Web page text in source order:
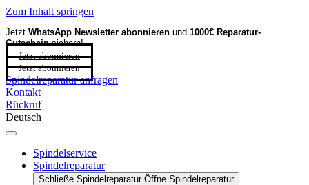
Zum Inhalt springen
Jetzt WhatsApp Newsletter abonnieren und 1000€ Reparatur-
Gutscheinsichern!
Jetzt abonnieren
Jetzt abonnieren
Spindelreparatur anfragen
Kontakt
Rückruf
Deutsch
Spindelservice
Spindelreparatur
Schließe Spindelreparatur Öffne Spindelreparatur